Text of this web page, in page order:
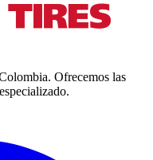
Ofrecemos las